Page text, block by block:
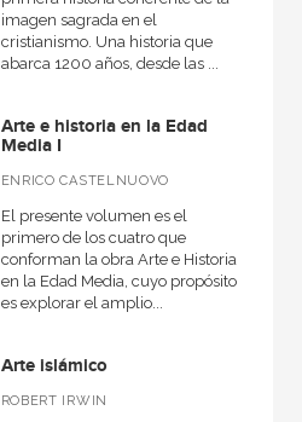
imagen sagrada en el
cristianismo. Una historia que
abarca 1200 años, desde las ...
Arte e historia en la Edad
Media I
ENRICO CASTELNUOVO
El presente volumen es el
primero de los cuatro que
conforman la obra Arte e Historia
en la Edad Media, cuyo propósito
es explorar el amplio...
Arte islámico
ROBERT IRWIN